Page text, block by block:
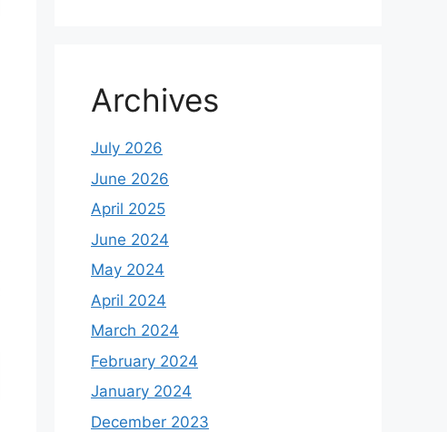
Archives
July 2026
June 2026
April 2025
June 2024
May 2024
April 2024
March 2024
February 2024
January 2024
December 2023